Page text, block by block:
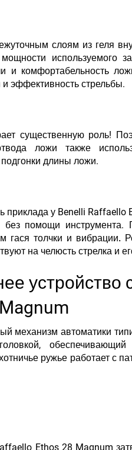
слоям из геля
используемого
и комфортабельность
и эффективность стрельбы.
существенную роль!
ложи также
длины ложи.
приклада у Benelli Raffaello
без помощи инструмента.
гася толчки и вибрации.
на челюсть стрелка и
устройство
механизм автоматики
, обеспечивающий
ружье работает с
Ethos 28 Magnum